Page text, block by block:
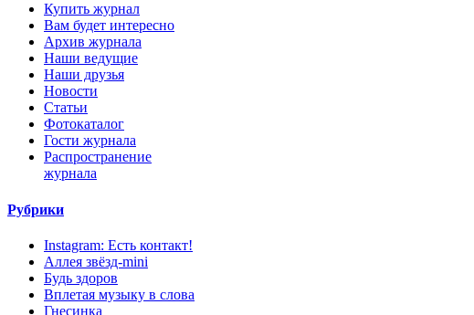
Купить журнал
Вам будет интересно
Архив журнала
Наши ведущие
Наши друзья
Новости
Статьи
Фотокаталог
Гости журнала
Распространение
журнала
Рубрики
Instagram: Есть контакт!
Аллея звёзд-mini
Будь здоров
Вплетая музыку в слова
Гнесинка